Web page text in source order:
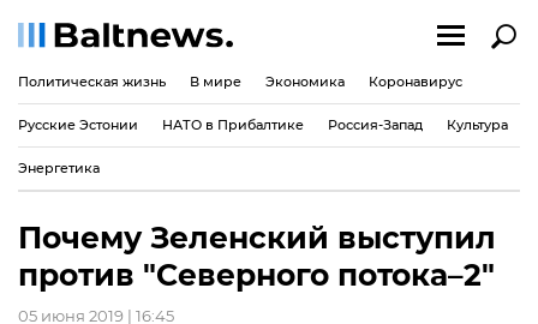
Политическая жизнь В мире Экономика Коронавирус
Русские Эстонии НАТО в Прибалтике Россия-Запад Культура
Энергетика
Почему Зеленский выступил
против "Северного потока–2"
05 июня 2019 | 16:45